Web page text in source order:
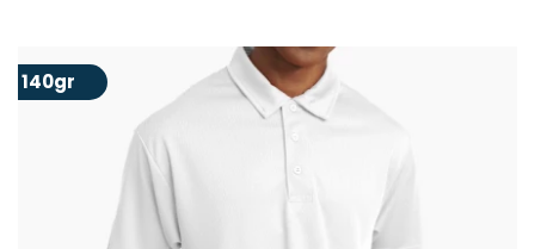
140gr